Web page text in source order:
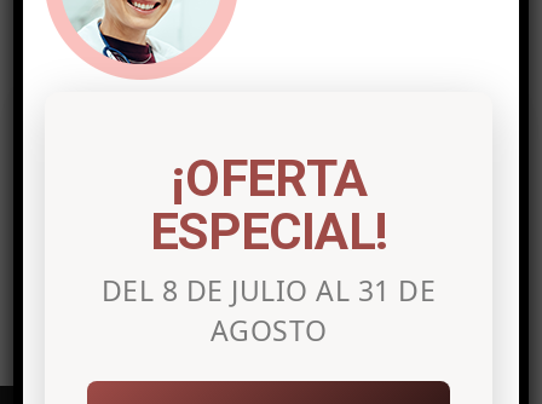
publicar un comentario.
¡OFERTA
ESPECIAL!
DEL 8 DE JULIO AL 31 DE
AGOSTO